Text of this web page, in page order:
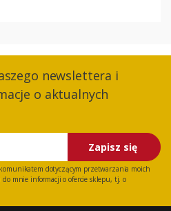
newslettera i
o aktualnych
Zapisz się
komunikatem dotyczącym przetwarzania moich
do mnie informacji o ofercie sklepu, tj. o